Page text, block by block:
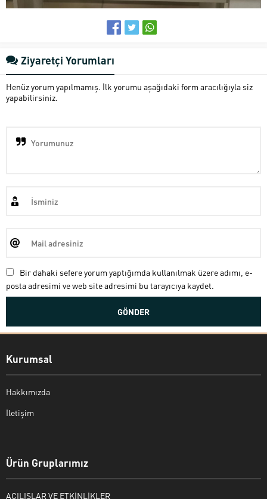
Ziyaretçi Yorumları
Henüz yorum yapılmamış. İlk yorumu aşağıdaki form aracılığıyla siz
yapabilirsiniz.
Bir dahaki sefere yorum yaptığımda kullanılmak üzere adımı, e-
posta adresimi ve web site adresimi bu tarayıcıya kaydet.
Kurumsal
Hakkımızda
İletişim
Ürün Gruplarımız
AÇILIŞLAR VE ETKİNLİKLER